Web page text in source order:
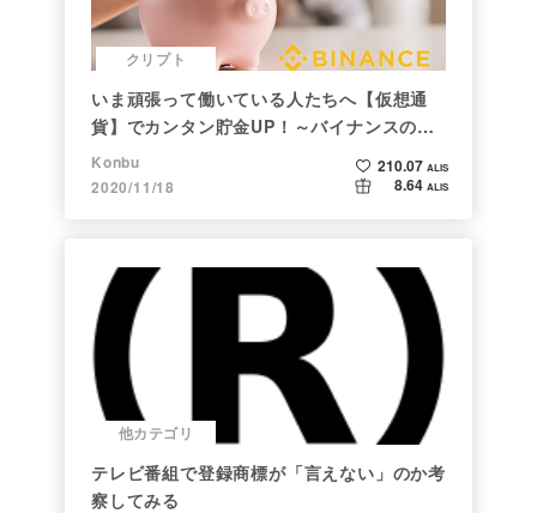
クリプト
いま頑張って働いている人たちへ【仮想通
貨】でカンタン貯金UP！～バイナンスの使
い方初心者編～
Konbu
2020/11/18
210.07 ALIS
8.64 ALIS
他カテゴリ
テレビ番組で登録商標が「言えない」のか考
察してみる